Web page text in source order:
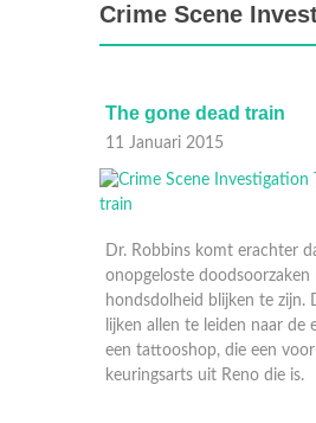
Crime Scene
The gone dead train
11 Januari 2015
Dr. Robbins komt erachter
onopgeloste doodsoorzaken
hondsdolheid blijken te zijn.
lijken allen te leiden naar de
een tattooshop, die een
keuringsarts uit Reno die is.